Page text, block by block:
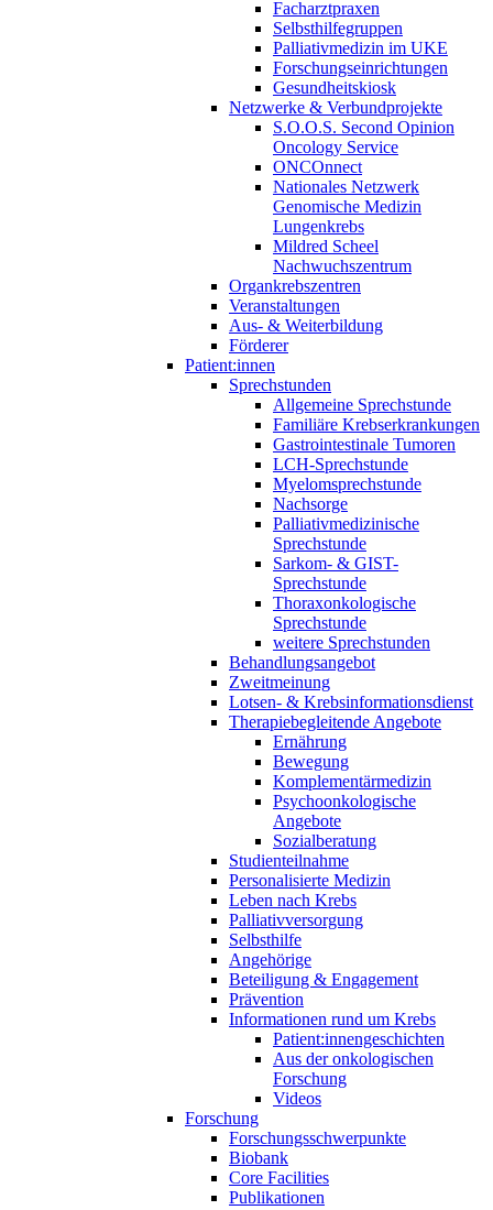
Facharztpraxen
Selbsthilfegruppen
Palliativmedizin im UKE
Forschungseinrichtungen
Gesundheitskiosk
Netzwerke & Verbundprojekte
S.O.O.S. Second Opinion
Oncology Service
ONCOnnect
Nationales Netzwerk
Genomische Medizin
Lungenkrebs
Mildred Scheel
Nachwuchszentrum
Organkrebszentren
Veranstaltungen
Aus- & Weiterbildung
Förderer
Patient:innen
Sprechstunden
Allgemeine Sprechstunde
Familiäre Krebserkrankungen
Gastrointestinale Tumoren
LCH-Sprechstunde
Myelomsprechstunde
Nachsorge
Palliativmedizinische
Sprechstunde
Sarkom- & GIST-
Sprechstunde
Thoraxonkologische
Sprechstunde
weitere Sprechstunden
Behandlungsangebot
Zweitmeinung
Lotsen- & Krebsinformationsdienst
Therapiebegleitende Angebote
Ernährung
Bewegung
Komplementärmedizin
Psychoonkologische
Angebote
Sozialberatung
Studienteilnahme
Personalisierte Medizin
Leben nach Krebs
Palliativversorgung
Selbsthilfe
Angehörige
Beteiligung & Engagement
Prävention
Informationen rund um Krebs
Patient:innengeschichten
Aus der onkologischen
Forschung
Videos
Forschung
Forschungsschwerpunkte
Biobank
Core Facilities
Publikationen